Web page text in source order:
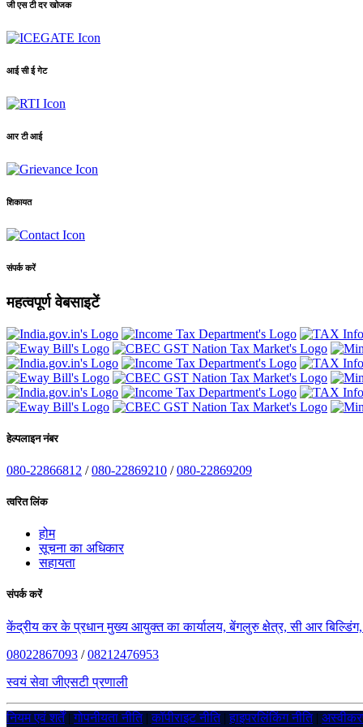
जी एस टी दर खोजक
आई सी ई गेट
आर टी आई
शिकायत
संपर्क करें
महत्वपूर्ण वेबसाइटें
हेल्पलाइन नंबर
080-22866812 /080-22869210 /080-22869209
त्वरित लिंक
होम
सूचना का अधिकार
सहायता
संपर्क करें
केंद्रीय कर के प्रधान मुख्य आयुक्त का कार्यालय, बेंगलुरु क्षेत्र, सी आर
08022867093 /08212476953
स्वयं सेवा जीएसटी प्रणाली
नियम एवं शर्तें|गोपनीयता नीति|कॉपीराइट नीति|हाइपरलिंकिंग नीति|